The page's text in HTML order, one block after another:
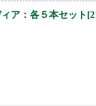
ア：各５本セット [